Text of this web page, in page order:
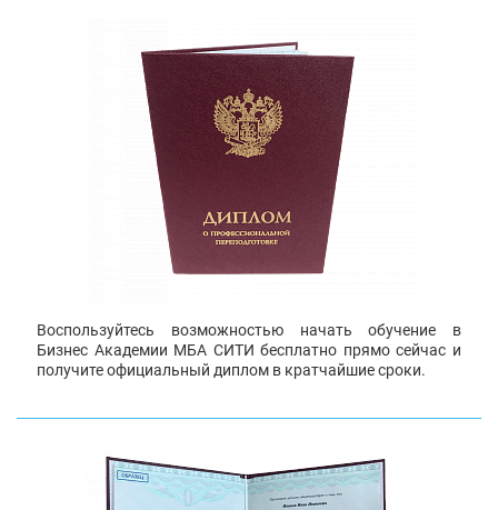
Воспользуйтесь возможностью начать обучение в
Бизнес Академии МБА СИТИ бесплатно прямо сейчас и
получите официальный диплом в кратчайшие сроки.